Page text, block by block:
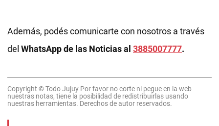
Además, podés comunicarte con nosotros a través
del WhatsApp de las Noticias al 3885007777.
Copyright © Todo Jujuy Por favor no corte ni pegue en la web
nuestras notas, tiene la posibilidad de redistribuirlas usando
nuestras herramientas. Derechos de autor reservados.